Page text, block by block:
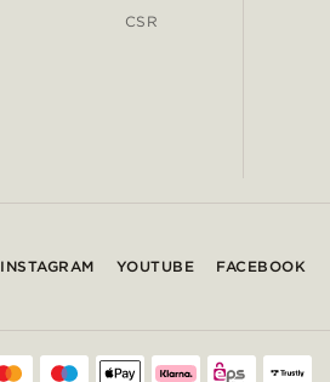
CSR
INSTAGRAM YOUTUBE FACEBOOK